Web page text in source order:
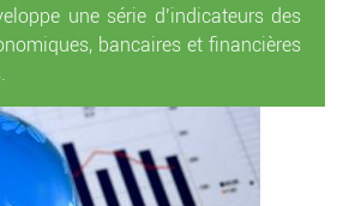
une série d’indicateurs des
bancaires et financières